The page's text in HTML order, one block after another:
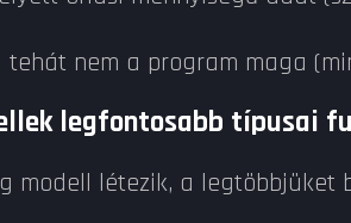
tehát nem a program maga
legfontosabb típusai
modell létezik, a